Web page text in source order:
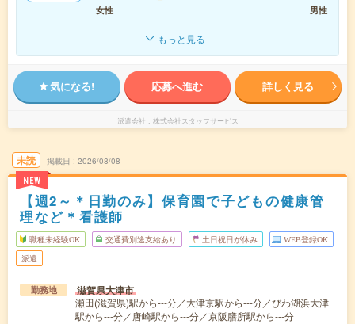
女性 男性
もっと見る
気になる! 応募へ進む 詳しく見る
派遣会社 株式会社スタッフサービス
未読
NEW
掲載日 2026/08/08
【週2～＊日勤のみ】保育園で子どもの健康管
理など＊看護師
職種未経験OK 交通費別途支給あり 土日祝日が休み WEB登録OK
派遣
勤務地 滋賀県大津市
瀬田(滋賀県)駅から---分／大津京駅から---分／びわ湖浜大津
駅から---分／唐崎駅から---分／京阪膳所駅から---分